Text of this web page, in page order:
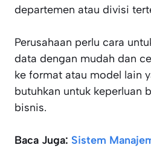
departemen atau divisi
Perusahaan perlu cara
data dengan mudah dan
ke format atau model lain
butuhkan untuk keperluan
bisnis.
Baca Juga: Sistem